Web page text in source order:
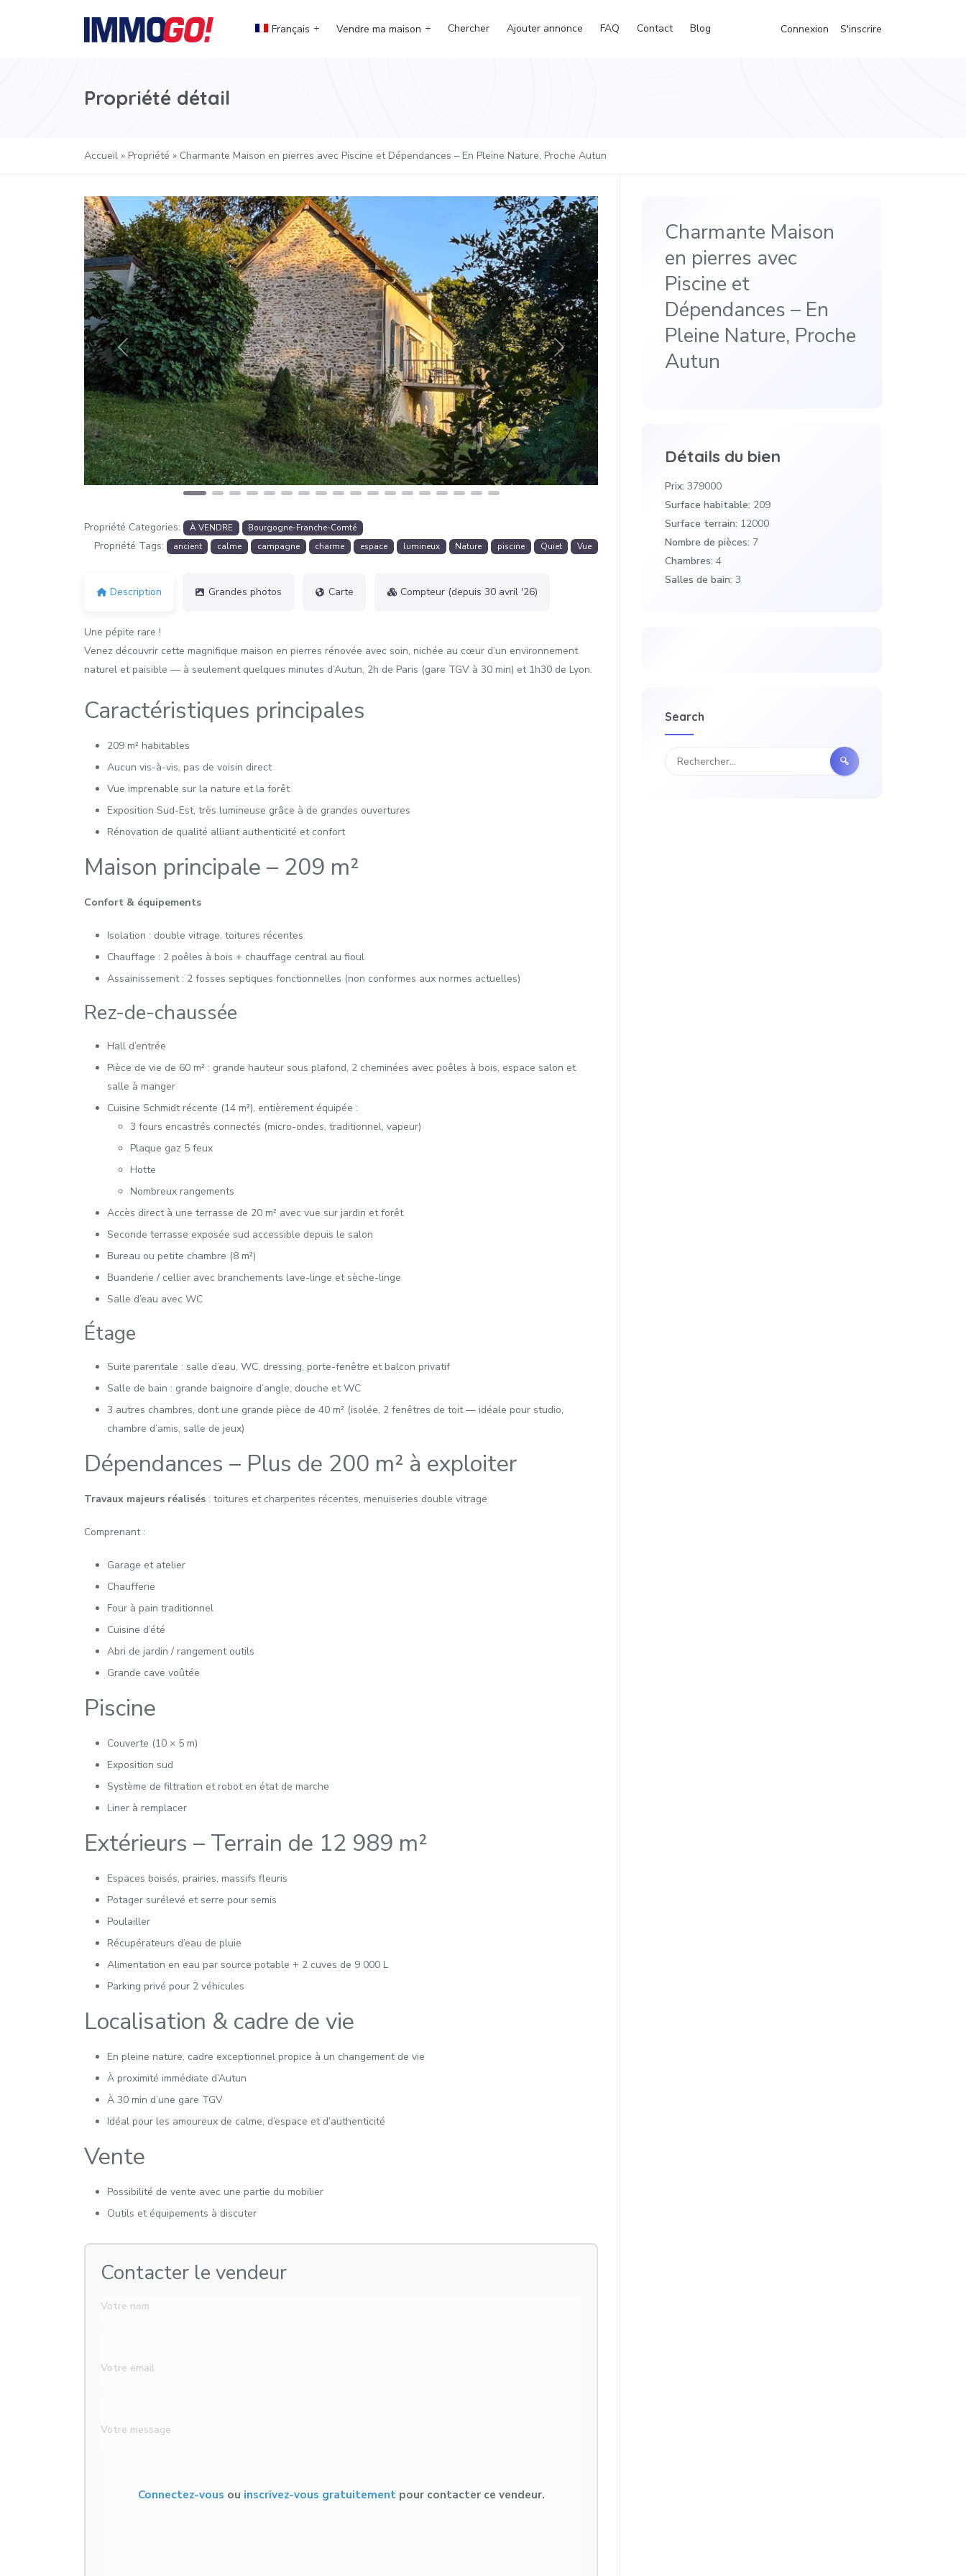
Français Vendre ma maison Chercher Ajouter annonce FAQ Contact Blog Connexion S'inscrire
Propriété détail
Accueil » Propriété » Charmante Maison en pierres avec Piscine et Dépendances – En Pleine Nature, Proche Autun
Précédent Suivant
Propriété Categories: À VENDRE Bourgogne-Franche-Comté
Propriété Tags: ancient calme campagne charme espace lumineux Nature piscine Quiet Vue
Description Grandes photos Carte Compteur (depuis 30 avril '26)
Une pépite rare !
Venez découvrir cette magnifique maison en pierres rénovée avec soin, nichée au cœur d’un environnement
naturel et paisible — à seulement quelques minutes d’Autun, 2h de Paris (gare TGV à 30 min) et 1h30 de Lyon.
Caractéristiques principales
209 m² habitables
Aucun vis-à-vis, pas de voisin direct
Vue imprenable sur la nature et la forêt
Exposition Sud-Est, très lumineuse grâce à de grandes ouvertures
Rénovation de qualité alliant authenticité et confort
Maison principale – 209 m²
Confort & équipements
Isolation : double vitrage, toitures récentes
Chauffage : 2 poêles à bois + chauffage central au fioul
Assainissement : 2 fosses septiques fonctionnelles (non conformes aux normes actuelles)
Rez-de-chaussée
Hall d’entrée
Pièce de vie de 60 m² : grande hauteur sous plafond, 2 cheminées avec poêles à bois, espace salon et
salle à manger
Cuisine Schmidt récente (14 m²), entièrement équipée :
3 fours encastrés connectés (micro-ondes, traditionnel, vapeur)
Plaque gaz 5 feux
Hotte
Nombreux rangements
Accès direct à une terrasse de 20 m² avec vue sur jardin et forêt
Seconde terrasse exposée sud accessible depuis le salon
Bureau ou petite chambre (8 m²)
Buanderie / cellier avec branchements lave-linge et sèche-linge
Salle d’eau avec WC
Étage
Suite parentale : salle d’eau, WC, dressing, porte-fenêtre et balcon privatif
Salle de bain : grande baignoire d’angle, douche et WC
3 autres chambres, dont une grande pièce de 40 m² (isolée, 2 fenêtres de toit — idéale pour studio,
chambre d’amis, salle de jeux)
Dépendances – Plus de 200 m² à exploiter
Travaux majeurs réalisés : toitures et charpentes récentes, menuiseries double vitrage
Comprenant :
Garage et atelier
Chaufferie
Four à pain traditionnel
Cuisine d’été
Abri de jardin / rangement outils
Grande cave voûtée
Piscine
Couverte (10 × 5 m)
Exposition sud
Système de filtration et robot en état de marche
Liner à remplacer
Extérieurs – Terrain de 12 989 m²
Espaces boisés, prairies, massifs fleuris
Potager surélevé et serre pour semis
Poulailler
Récupérateurs d’eau de pluie
Alimentation en eau par source potable + 2 cuves de 9 000 L
Parking privé pour 2 véhicules
Localisation & cadre de vie
En pleine nature, cadre exceptionnel propice à un changement de vie
À proximité immédiate d’Autun
À 30 min d’une gare TGV
Idéal pour les amoureux de calme, d’espace et d’authenticité
Vente
Possibilité de vente avec une partie du mobilier
Outils et équipements à discuter
Contacter le vendeur
Votre nom
Votre email
Votre message
Connectez-vous ou inscrivez-vous gratuitementpour contacter ce vendeur.
Charmante Maison
en pierres avec
Piscine et
Dépendances – En
Pleine Nature, Proche
Autun
Détails du bien
Prix: 379000
Surface habitable: 209
Surface terrain: 12000
Nombre de pièces: 7
Chambres: 4
Salles de bain: 3
Search